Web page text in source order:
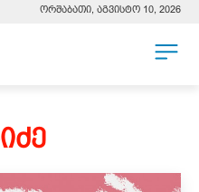
ორშაბათი, აგვისტო 10, 2026